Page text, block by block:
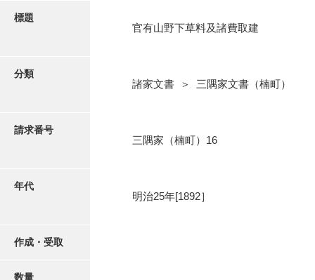
写真・絵はがき
近代刊行写真帳類
標題
官有山野下草料及諸費取建
分類
諸家文書 ＞ 三隅家文書（楠町）
請求番号
三隅家（楠町）16
年代
明治25年[1892］
作成・受取
数量